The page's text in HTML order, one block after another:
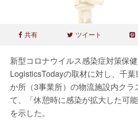
共有 ツイート
新型コロナウイルス感染症対策保健
LogisticsTodayの取材に対し、千
か所（3事業所）の物流施設内クラ
て、「休憩時に感染が拡大した可
を示した。